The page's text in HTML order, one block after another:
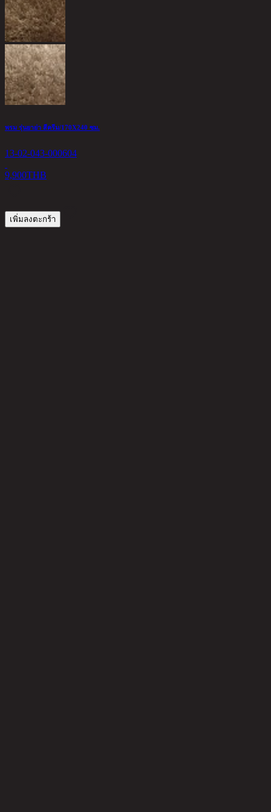
พรม รุ่นยาย่า สีครีม/170X240 ซม.
13-02-043-000604
9,900THB
เพิ่มลงตะกร้า